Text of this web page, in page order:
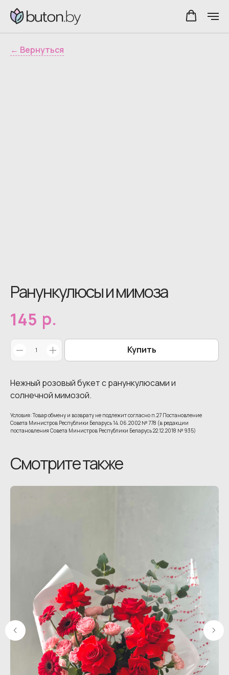
← Вернуться
Ранункулюсы и мимоза
145 р.
Купить
Нежный розовый букет с ранункулюсами и
солнечной мимозой.
Условия: Товар обмену и возврату не подлежит согласно п.27 Постановление
Совета Министров Республики Беларусь 14.06.2002 № 778 (в редакции
постановления Совета Министров Республики Беларусь 22.12.2018 № 935)
Смотрите также